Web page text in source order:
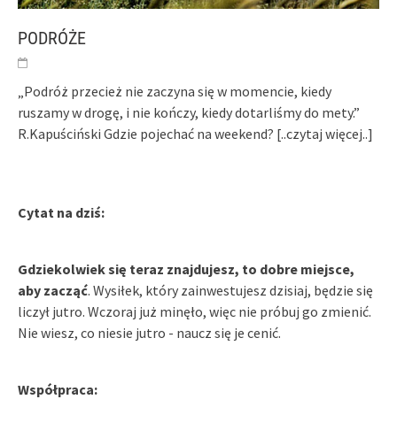
PODRÓŻE
„Podróż przecież nie zaczyna się w momencie, kiedy
ruszamy w drogę, i nie kończy, kiedy dotarliśmy do mety.”
R.Kapuściński Gdzie pojechać na weekend? [..czytaj więcej..]
Cytat na dziś:
Gdziekolwiek się teraz znajdujesz, to dobre miejsce,
aby zacząć. Wysiłek, który zainwestujesz dzisiaj, będzie się
liczył jutro. Wczoraj już minęło, więc nie próbuj go zmienić.
Nie wiesz, co niesie jutro - naucz się je cenić.
Współpraca: